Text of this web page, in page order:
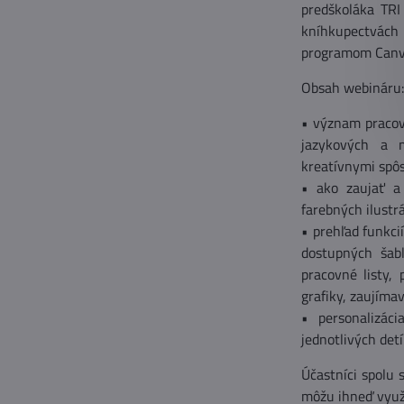
predškoláka
programom
Obsah webináru:
• význam
jazykových a
kreatívnymi
• ako zaujať
farebných
• prehľad
dostupných
pracovné listy,
grafiky,
•
jednotlivých
Účastníci spolu
môžu ihneď